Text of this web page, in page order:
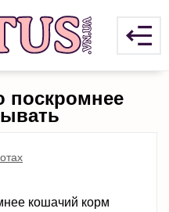
поскромнее
кошачий корм